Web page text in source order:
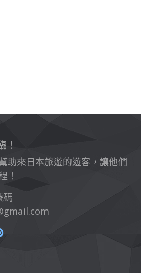
！
助來日本旅遊的遊客，讓他們
！
碼